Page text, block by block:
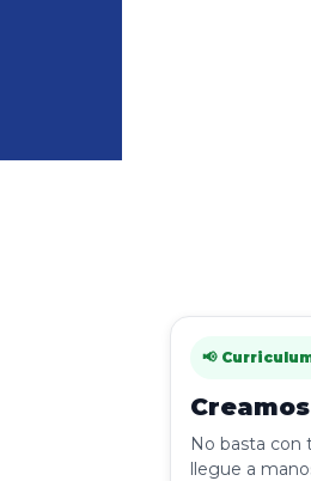
📢
No basta con
llegue a